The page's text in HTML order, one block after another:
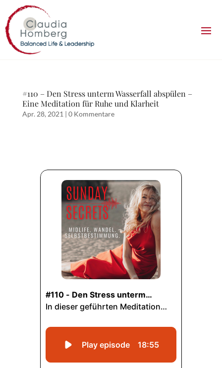
#110 – Den Stress unterm Wasserfall abspülen –
Eine Meditation für Ruhe und Klarheit
Apr. 28, 2021 | 0 Kommentare